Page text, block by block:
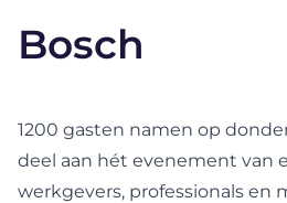
Bosch
1200 gasten namen op
deel aan hét evenement van
werkgevers, professionals en